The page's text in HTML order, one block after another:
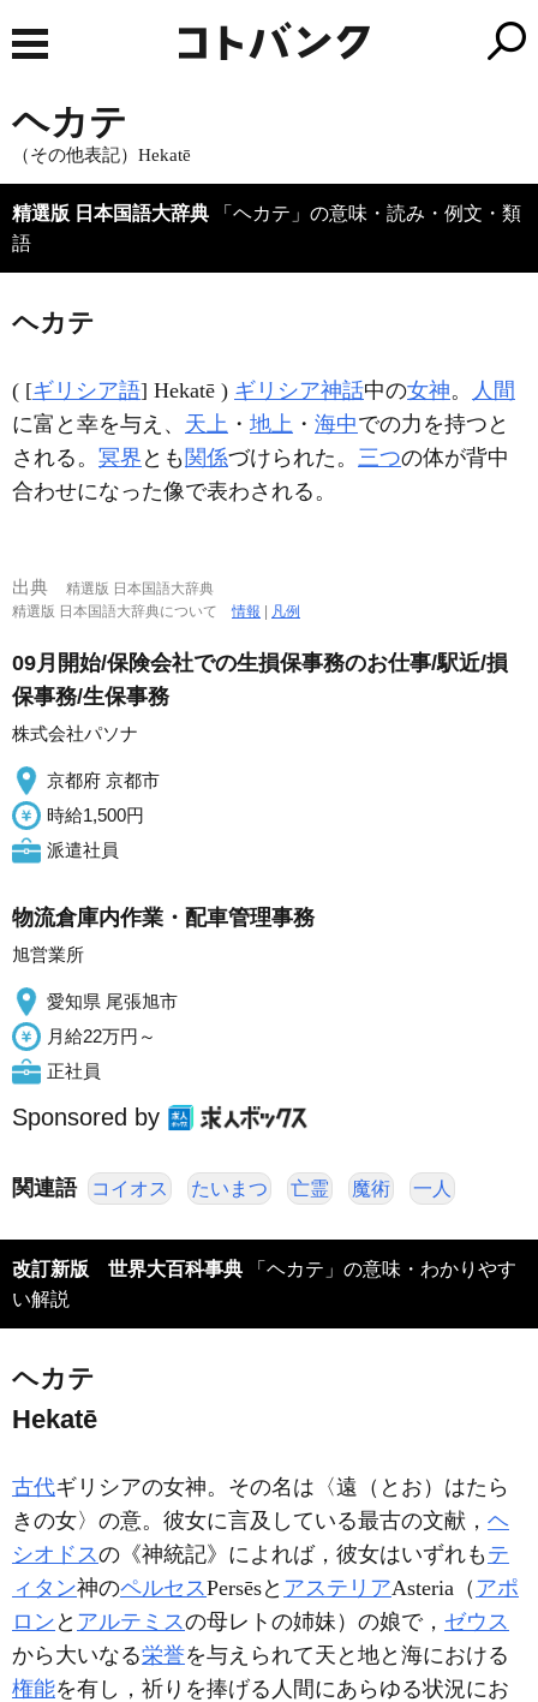
ヘカテ
（その他表記）Hekatē
精選版 日本国語大辞典 「ヘカテ」の意味・読み・例文・類
語
ヘカテ
( [ギリシア語] Hekatē ) ギリシア神話中の女神。
人間
に富と幸を与え、 天上 ・ 地上 ・ 海中での力を持つと
される。 冥界 とも 関係づけられた。 三つの体が背中
合わせになった像で表わされる。
出典
精選版 日本国語大辞典
精選版 日本国語大辞典について情報 凡例
09月開始/保険会社での生損保事務のお仕事/駅近/損
保事務/生保事務
株式会社パソナ
京都府 京都市
時給1,500円
派遣社員
物流倉庫内作業・配車管理事務
旭営業所
愛知県 尾張旭市
月給22万円～
正社員
Sponsored by
関連語 コイオス たいまつ 亡霊 魔術 一人
改訂新版 世界大百科事典 「ヘカテ」の意味・わかりやす
い解説
ヘカテ
Hekatē
古代ギリシアの女神。その名は〈遠（とお）はたら
きの女〉の意。彼女に言及している最古の文献， ヘ
シオドスの《神統記》によれば，彼女はいずれも テ
ィタン神のペルセスPersēsと アステリアAsteria（ アポ
ロン と アルテミスの母レトの姉妹）の娘で， ゼウス
から大いなる栄誉を与えられて天と地と海における
権能を有し，祈りを捧げる人間にあらゆる状況にお